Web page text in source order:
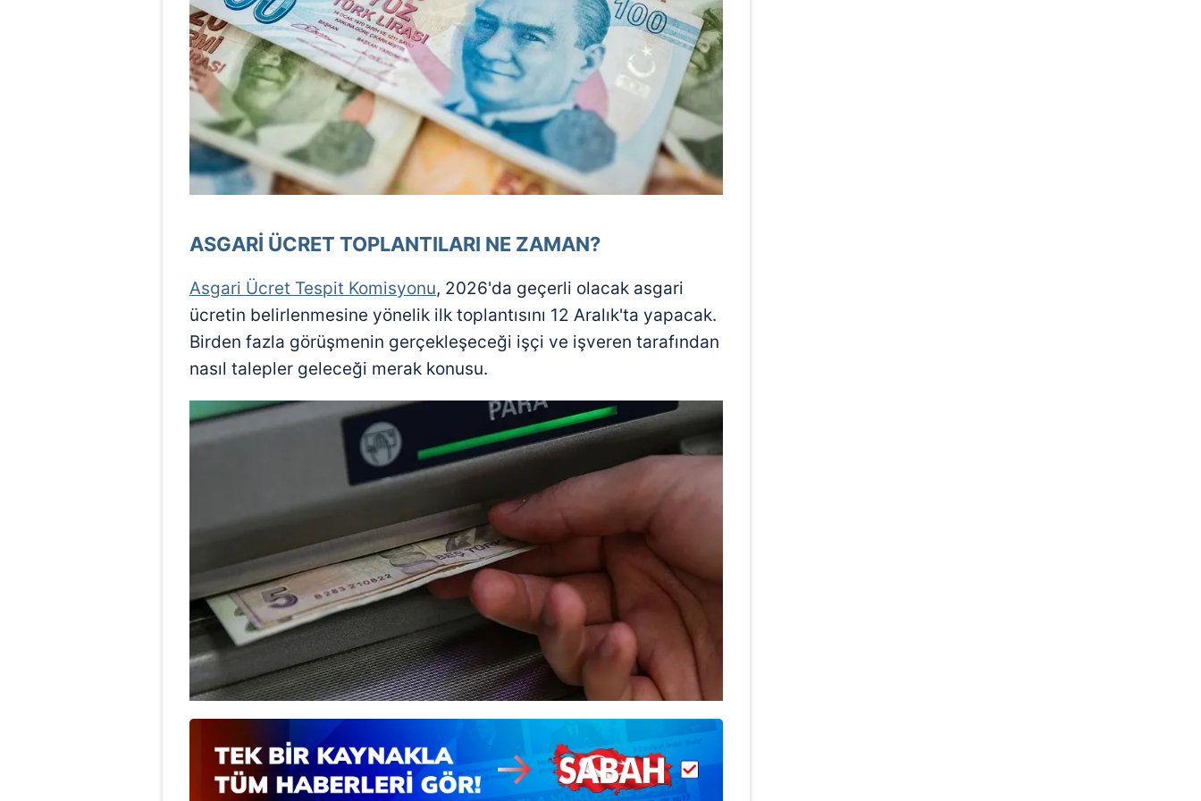
mevzuata uygun olarak kullanılan çerezlerle ilgili bilgi almak için lütfen tıklayınız.
ASGARİ ÜCRET TOPLANTILARI NE ZAMAN?
Asgari Ücret Tespit Komisyonu, 2026'da geçerli olacak asgari
ücretin belirlenmesine yönelik ilk toplantısını 12 Aralık'ta yapacak.
Birden fazla görüşmenin gerçekleşeceği işçi ve işveren tarafından
nasıl talepler geleceği merak konusu.